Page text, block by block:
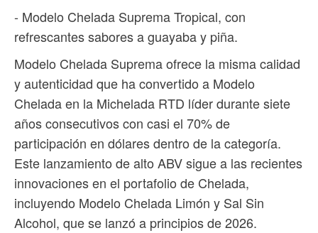
- Modelo Chelada Suprema Tropical, con
refrescantes sabores a guayaba y piña.
Modelo Chelada Suprema ofrece la misma calidad
y autenticidad que ha convertido a Modelo
Chelada en la Michelada RTD líder durante siete
años consecutivos con casi el 70% de
participación en dólares dentro de la categoría.
Este lanzamiento de alto ABV sigue a las recientes
innovaciones en el portafolio de Chelada,
incluyendo Modelo Chelada Limón y Sal Sin
Alcohol, que se lanzó a principios de 2026.